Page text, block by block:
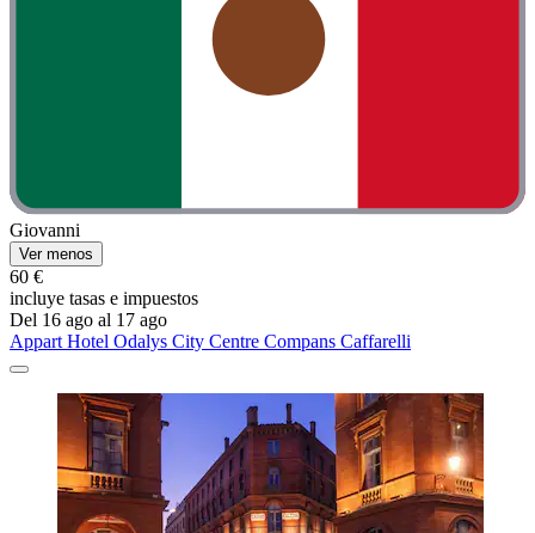
Giovanni
Ver menos
60 €
incluye tasas e impuestos
Del 16 ago al 17 ago
Appart Hotel Odalys City Centre Compans Caffarelli